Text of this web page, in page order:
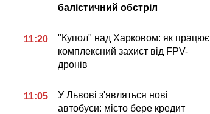
балістичний обстріл
11:20
"Купол" над Харковом: як працює
комплексний захист від FPV-
дронів
11:05
У Львові з'являться нові
автобуси: місто бере кредит